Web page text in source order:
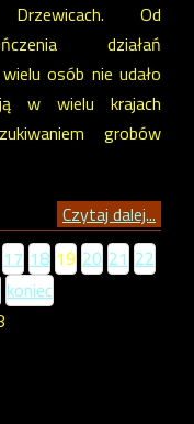
Od
działań
osób nie udało
w wielu krajach
grobów
Czytaj dalej...
17 18 19 20 21 22
koniec